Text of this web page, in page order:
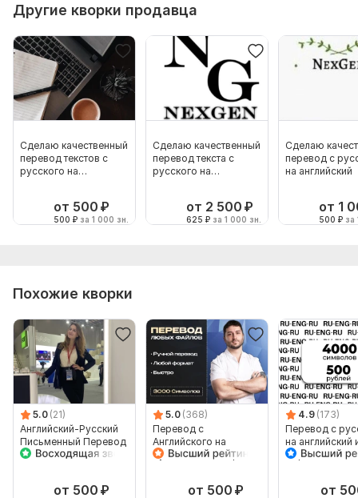
Другие кворки продавца
Сделаю качественный
перевод текстов с
русского на
от 500 ₽
500 ₽ за 1 000 зн.
Сделаю качественный
перевод текста с
русского на
от 2 500 ₽
625 ₽ за 1 000 зн.
Сделаю
перевод с
на английский
от 1
500 ₽ за
Похожие кворки
5.0 (21)
Английский-Русский
Письменный Перевод
от
от 500 ₽
5.0 (368)
Перевод с
Английского на
Русский и наоборот
от 500 ₽
4.9 (173)
Перевод с
на английский
обратно
от